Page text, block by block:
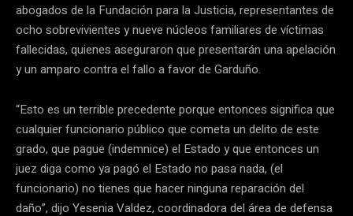
abogados de la Fundación para la Justicia, representantes de
ocho sobrevivientes y nueve núcleos familiares de víctimas
fallecidas, quienes aseguraron que presentarán una apelación
y un amparo contra el fallo a favor de Garduño.
“Esto es un terrible precedente porque entonces significa que
cualquier funcionario público que cometa un delito de este
grado, que pague (indemnice) el Estado y que entonces un
juez diga como ya pagó el Estado no pasa nada, (el
funcionario) no tienes que hacer ninguna reparación del
daño”, dijo Yesenia Valdez, coordinadora del área de defensa